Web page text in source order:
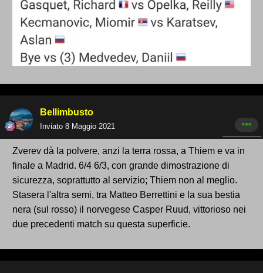
Bellimbusto
Inviato 8 Maggio 2021
Zverev dà la polvere, anzi la terra rossa, a Thiem e va in
finale a Madrid. 6/4 6/3, con grande dimostrazione di
sicurezza, soprattutto al servizio; Thiem non al meglio.
Stasera l'altra semi, tra Matteo Berrettini e la sua bestia
nera (sul rosso) il norvegese Casper Ruud, vittorioso nei
due precedenti match su questa superficie.